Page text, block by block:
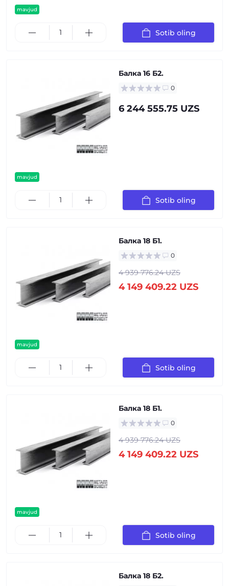
mavjud
Sotib oling
mavjud
Балка 16 Б2.
0
6 244 555.75 UZS
Sotib oling
mavjud
Балка 18 Б1.
0
4 939 776.24 UZS
4 149 409.22 UZS
Sotib oling
mavjud
Балка 18 Б1.
0
4 939 776.24 UZS
4 149 409.22 UZS
Sotib oling
Балка 18 Б2.